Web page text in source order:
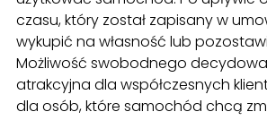
czasu, który został zapisany w
wykupić na własność lub
Możliwość swobodnego
atrakcyjna dla współczesnych
dla osób, które samochód chcą